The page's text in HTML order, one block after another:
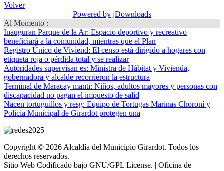
Volver
Powered by jDownloads
Al Momento :
Inauguran Parque de la Ar: Espacio deportivo y recreativo
beneficiará a la comunidad, mientras que el Plan
Registro Único de Viviend: El censo está dirigido a hogares con
etiqueta roja o pérdida total y se realizar
Autoridades supervisan es: Ministra de Hábitat y Vivienda,
gobernadora y alcalde recorrieron la estructura
Terminal de Maracay manti: Niños, adultos mayores y personas con
discapacidad no pagan el impuesto de salid
Nacen tortuguillos y resg: Equipo de Tortugas Marinas Choroní y
Policía Municipal de Girardot protegen una
Copyright © 2026 Alcaldía del Municipio Girardot. Todos los
derechos reservados.
Sitio Web Codificado bajo GNU/GPL License. | Oficina de